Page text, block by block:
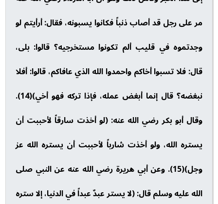
مر على رجل قد أصاب ذنباً فكانوا يسبونه، فقال: أرأيتم لو
وجدتموه في قليب ألم تكونوا مستخرجيه؟ قالوا: بلى،
قال: فلا تسبوا أخاكم واحمدوا الله الذي عافاكم، قالوا: أفلا
نبغضه؟ قال إنما أبغض عمله، فإذا تركه فهو أخي)(14).
وقال أبو بكر رضي الله عنه: (لو أخذت سارقاً لأحببت أن
يستره الله، ولو أخذت شارباً لأحببت أن يستره الله عز
وجل)(15). وعن أبي هريرة رضي الله عنه عن النبي صلى
الله عليه وسلم قال: (لا يستر عبدٌ عبداً في الدنيا، إلا ستره